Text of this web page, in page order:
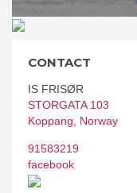
CONTACT
IS FRISØR
STORGATA 103
Koppang
Norway
91583219
facebook